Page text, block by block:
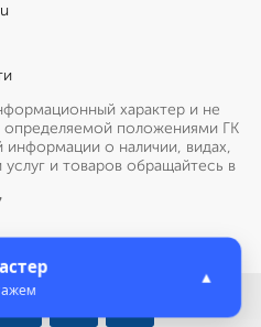
характер и не
определяемой положениями ГК
о наличии, видах,
и товаров обращайтесь в
▲